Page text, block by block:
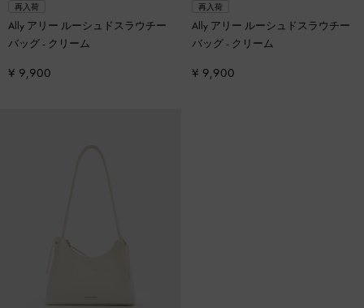
再入荷
Ally アリー ルーシュドスラウチー
バッグ- クリーム
¥ 9,900
再入荷
Ally アリー ルーシュドスラウチー
バッグ- クリーム
¥ 9,900